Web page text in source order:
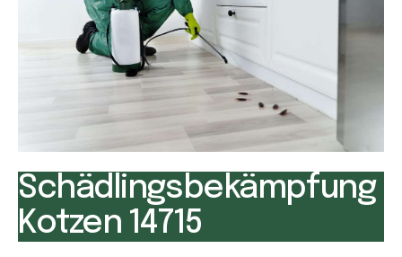
Schädlingsbekämpfung
Kotzen 14715